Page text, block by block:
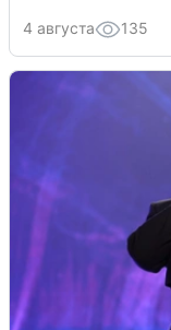
4 августа 135